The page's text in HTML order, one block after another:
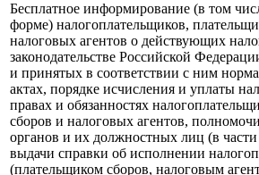
Бесплатное информирование (в том
форме) налогоплательщиков,
налоговых агентов о действующих
законодательстве Российской
и принятых в соответствии с ним
актах, порядке исчисления и уплаты
правах и обязанностях
сборов и налоговых агентов,
органов и их должностных лиц (в части
выдачи справки об исполнении
(плательщиком сборов, налоговым